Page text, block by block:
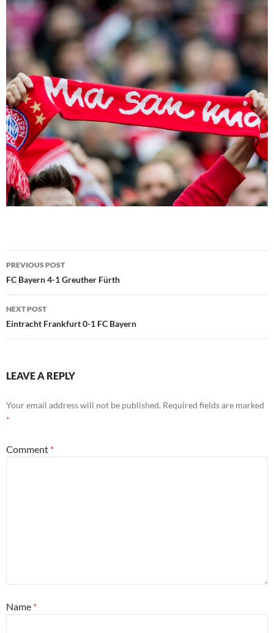
Post
navigation
PREVIOUS POST
FC Bayern 4-1 Greuther Fürth
NEXT POST
Eintracht Frankfurt 0-1 FC Bayern
LEAVE A REPLY
Your email address will not be published. Required fields are marked
*
Comment *
Name *